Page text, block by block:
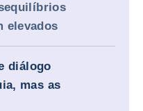
elevados
diálogo
mas as